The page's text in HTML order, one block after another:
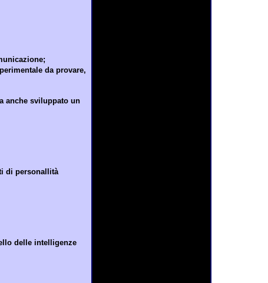
da provare,
anche sviluppato un
di personallità
delle intelligenze